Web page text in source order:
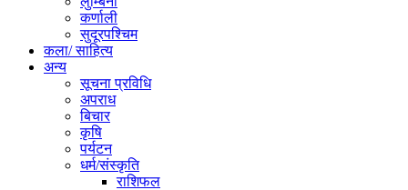
कर्णाली
सुदूरपश्चिम
कला/ साहित्य
अन्य
सूचना प्रविधि
अपराध
बिचार
कृषि
पर्यटन
धर्म/संस्कृति
राशिफल